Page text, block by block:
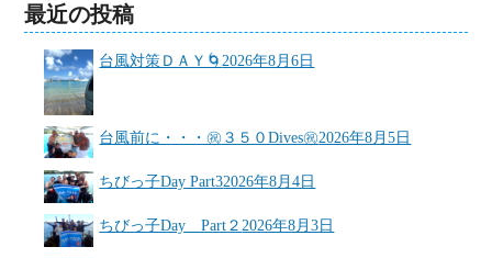
最近の投稿
台風対策ＤＡＹ🌀 2026年8月6日
台風前に・・・㊗３５０Dives㊗2026年8月5日
ちびっ子Day Part32026年8月4日
ちびっ子Day Part２ 2026年8月3日